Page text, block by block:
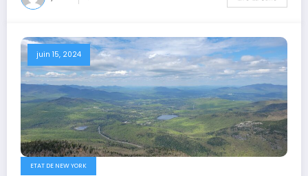
juin 15, 2024
ETAT DE NEW YORK